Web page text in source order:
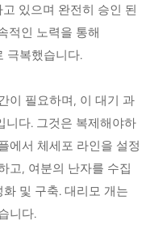
있으며 완전히 승인 된
적인 노력을 통해
극복했습니다.
이 필요하며, 이 대기 과
니다. 그것은 복제해야하
에서 체세포 라인을 설정
고, 여분의 난자를 수집
및 구축. 대리모 개는
니다.